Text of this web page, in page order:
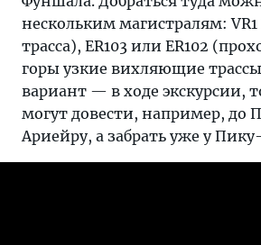
нескольким магистралям:
трасса), ER103 или ER102
горы узкие вихляющие
вариант — в ходе экскурсии,
могут довести, например, до
Ариейру, а забрать уже у